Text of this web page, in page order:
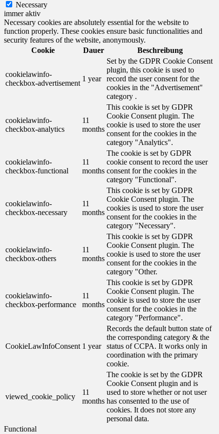
Necessary
immer aktiv
Necessary cookies are absolutely essential for the website to
function properly. These cookies ensure basic functionalities and
security features of the website, anonymously.
Cookie
Dauer Beschreibung
cookielawinfo-
checkbox-advertisement
1 year
Set by the GDPR Cookie Consent
plugin, this cookie is used to
record the user consent for the
cookies in the "Advertisement"
category .
cookielawinfo-
checkbox-analytics
11
months
This cookie is set by GDPR
Cookie Consent plugin. The
cookie is used to store the user
consent for the cookies in the
category "Analytics".
cookielawinfo-
checkbox-functional
11
months
The cookie is set by GDPR
cookie consent to record the user
consent for the cookies in the
category "Functional".
cookielawinfo-
checkbox-necessary
11
months
This cookie is set by GDPR
Cookie Consent plugin. The
cookies is used to store the user
consent for the cookies in the
category "Necessary".
cookielawinfo-
checkbox-others
11
months
This cookie is set by GDPR
Cookie Consent plugin. The
cookie is used to store the user
consent for the cookies in the
category "Other.
cookielawinfo-
checkbox-performance
11
months
This cookie is set by GDPR
Cookie Consent plugin. The
cookie is used to store the user
consent for the cookies in the
category "Performance".
CookieLawInfoConsent 1 year
Records the default button state of
the corresponding category & the
status of CCPA. It works only in
coordination with the primary
cookie.
viewed_cookie_policy
11
months
The cookie is set by the GDPR
Cookie Consent plugin and is
used to store whether or not user
has consented to the use of
cookies. It does not store any
personal data.
Functional